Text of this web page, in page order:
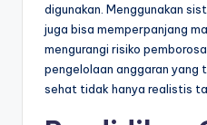
digunakan. Menggunakan
juga bisa memperpanjang
mengurangi risiko
pengelolaan anggaran yang
sehat tidak hanya realistis